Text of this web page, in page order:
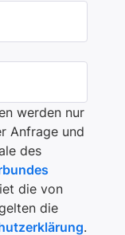
werden nur
Anfrage und
des
die von
die
.